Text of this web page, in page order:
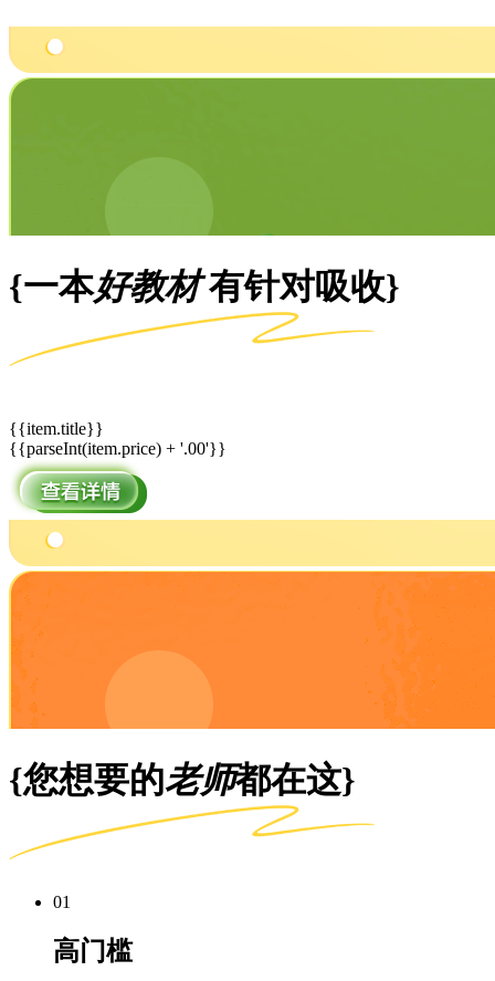
{一本好教材有针对吸收}
{{item.title}}
{{parseInt(item.price) + '.00'}}
{您想要的老师都在这}
01
高门槛